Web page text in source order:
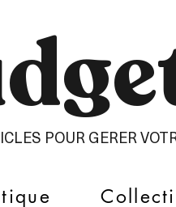
POUR GERER